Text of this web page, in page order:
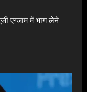
एग्जाम में भाग लेने